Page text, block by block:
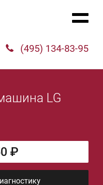
(495) 134-83-95
LG
₽